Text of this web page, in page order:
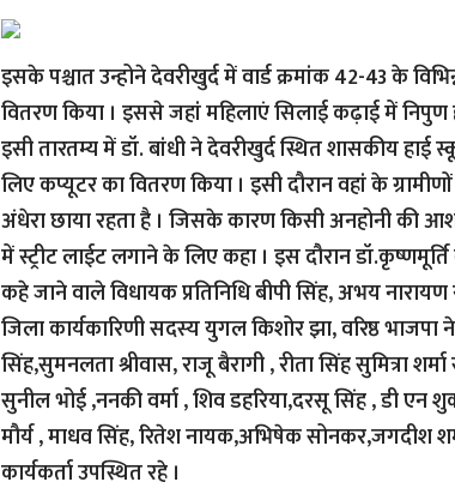
इसके पश्चात उन्होने देवरीखुर्द में वार्ड क्रमांक 42-43 के
वितरण किया । इससे जहां महिलाएं सिलाई कढ़ाई में निपुण
इसी तारतम्य में डॉ. बांधी ने देवरीखुर्द स्थित शासकीय
लिए कप्यूटर का वितरण किया । इसी दौरान वहां के
अंधेरा छाया रहता है । जिसके कारण किसी अनहोनी की
में स्ट्रीट लाईट लगाने के लिए कहा । इस दौरान
कहे जाने वाले विधायक प्रतिनिधि बीपी सिंह, अभय नारायण
जिला कार्यकारिणी सदस्य युगल किशोर झा, वरिष्ठ
सिंह,सुमनलता श्रीवास, राजू बैरागी , रीता सिंह सुमित्रा
सुनील भोई ,ननकी वर्मा , शिव डहरिया,दरसू सिंह , डी एन
मौर्य , माधव सिंह, रितेश नायक,अभिषेक सोनकर,जगदीश
कार्यकर्ता उपस्थित रहे ।